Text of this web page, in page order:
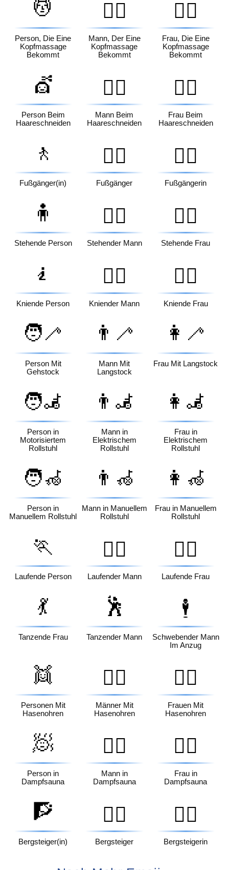
💆
Person, Die Eine
Kopfmassage
Bekommt
💆‍♂️
Mann, Der Eine
Kopfmassage
Bekommt
💆‍♀️
Frau, Die Eine
Kopfmassage
Bekommt
💇
Person Beim
Haareschneiden
💇‍♂️
Mann Beim
Haareschneiden
💇‍♀️
Frau Beim
Haareschneiden
🚶
Fußgänger(in)
🚶‍♂️
Fußgänger
🚶‍♀️
Fußgängerin
🧍
Stehende Person
🧍‍♂️
Stehender Mann
🧍‍♀️
Stehende Frau
🧎
Kniende Person
🧎‍♂️
Kniender Mann
🧎‍♀️
Kniende Frau
🧑‍🦯
Person Mit
Gehstock
👨‍🦯
Mann Mit
Langstock
👩‍🦯
Frau Mit Langstock
🧑‍🦼
Person in
Motorisiertem
Rollstuhl
👨‍🦼
Mann in
Elektrischem
Rollstuhl
👩‍🦼
Frau in
Elektrischem
Rollstuhl
🧑‍🦽
Person in
Manuellem Rollstuhl
👨‍🦽
Mann in Manuellem
Rollstuhl
👩‍🦽
Frau in Manuellem
Rollstuhl
🏃
Laufende Person
🏃‍♂️
Laufender Mann
🏃‍♀️
Laufende Frau
💃
Tanzende Frau
🕺
Tanzender Mann
🕴️
Schwebender Mann
Im Anzug
👯
Personen Mit
Hasenohren
👯‍♂️
Männer Mit
Hasenohren
👯‍♀️
Frauen Mit
Hasenohren
🧖
Person in
Dampfsauna
🧖‍♂️
Mann in
Dampfsauna
🧖‍♀️
Frau in
Dampfsauna
🧗
Bergsteiger(in)
🧗‍♂️
Bergsteiger
🧗‍♀️
Bergsteigerin